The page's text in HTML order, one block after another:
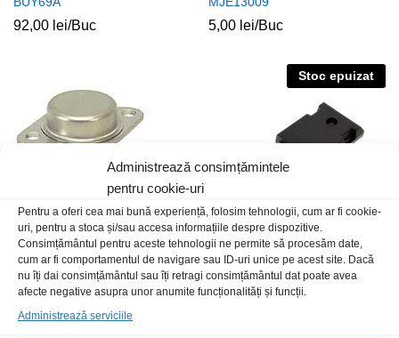
Administrează consimțămintele
pentru cookie-uri
Pentru a oferi cea mai bună experiență, folosim tehnologii, cum ar fi cookie-
uri, pentru a stoca și/sau accesa informațiile despre dispozitive.
Consimțământul pentru aceste tehnologii ne permite să procesăm date,
cum ar fi comportamentul de navigare sau ID-uri unice pe acest site. Dacă
nu îți dai consimțământul sau îți retragi consimțământul dat poate avea
afecte negative asupra unor anumite funcționalități și funcții.
Administrează serviciile
92,00 lei/Buc 5,00 lei/Buc
MJ15024-ONS
20,00lei/Buc
Stoc epuizat
TIP2955
5,00lei/Buc